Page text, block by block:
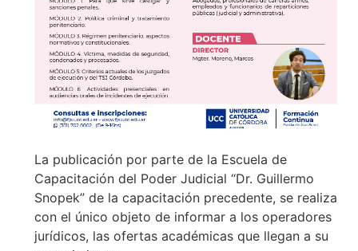
La publicación por parte de la Escuela de
Capacitación del Poder Judicial “Dr. Guillermo
Snopek” de la capacitación precedente, se realiza
con el único objeto de informar a los operadores
jurídicos, las ofertas académicas que llegan a su